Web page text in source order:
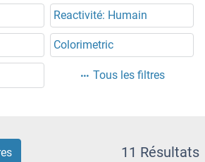
Reactivité: Humain
Colorimetric
Tous les filtres
11 Résultats